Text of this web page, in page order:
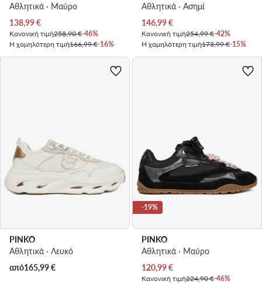
Αθλητικά · Μαύρο
Τρέχουσα τιμή
138,99€
Κανονική τιμή258,90 €-46%
Η χαμηλότερη τιμή166,99 €-16%
Αθλητικά · Ασημί
Τρέχουσα τιμή
146,99€
Κανονική τιμή254,99 €-42%
Η χαμηλότερη τιμή173,99 €-15%
PINKO
Αθλητικά · Λευκό
από165,99€
-19%
PINKO
Αθλητικά · Μαύρο
Τρέχουσα τιμή
120,99€
Κανονική τιμή224,90 €-46%